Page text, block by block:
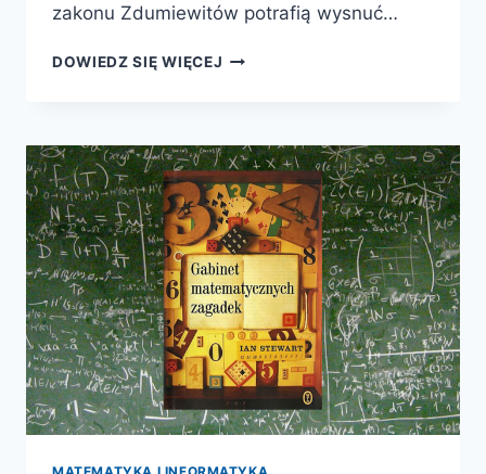
zakonu Zdumiewitów potrafią wysnuć…
DOWIEDZ SIĘ WIĘCEJ HISTERIE
ZABAWY
Z
MATEMATYKĄ